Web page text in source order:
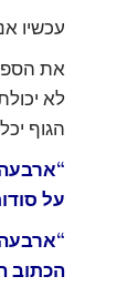
עכשיו
את
לא
הגוף
על
הכתוב